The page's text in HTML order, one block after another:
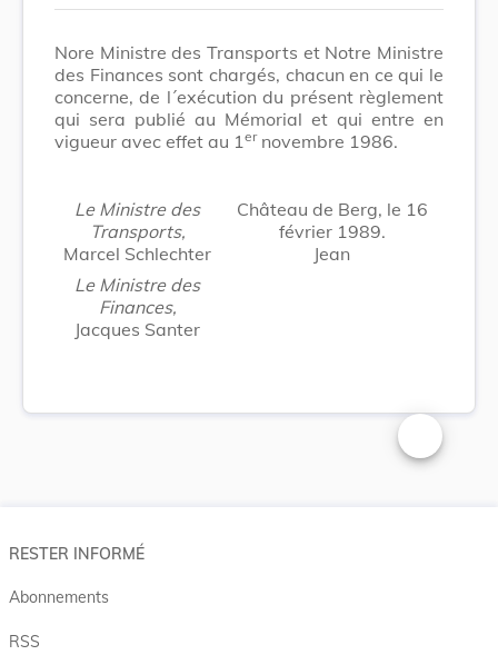
Nore Ministre des Transports et Notre Ministre
des Finances sont chargés, chacun en ce qui le
concerne, de l´exécution du présent règlement
qui sera publié au Mémorial et qui entre en
vigueur avec effet au 1 ernovembre 1986.
Le Ministre des
Transports,
Marcel Schlechter
Le Ministre des
Finances,
Jacques Santer
Château de Berg, le 16
février 1989.
Jean
Changer la
RESTER INFORMÉ
Abonnements
RSS